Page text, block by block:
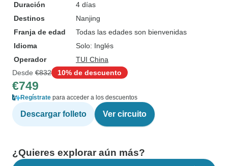
Duración
4 días
Destinos
Nanjing
Franja de edad
Todas las edades son bienvenidas
Idioma
Solo: Inglés
Operador
TUI China
Desde €832 10% de descuento
€749
Regístrate para acceder a los descuentos
Descargar folleto Ver circuito
¿Quieres explorar aún más?